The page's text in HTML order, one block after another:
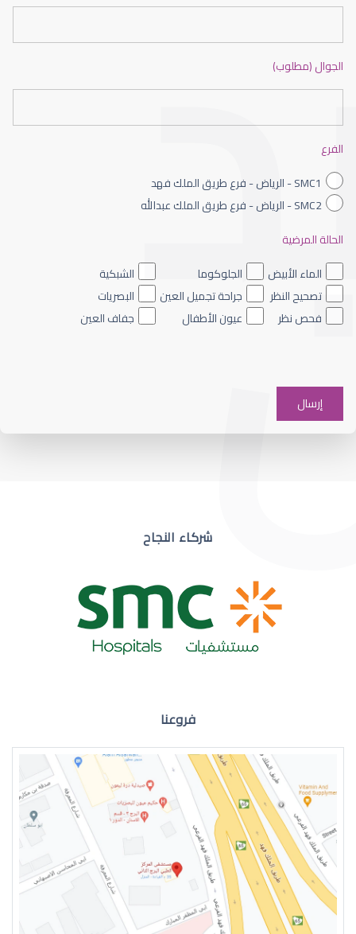
ضعف نظر الاطفال
ضعف نظر العين اليسرى
ضعف نظر مفاجئ
ضعف نظر في العين اليسرى
الجوال (مطلوب)
الفرع
SMC1 - الرياض - فرع طريق الملك فهد
SMC2 - الرياض - فرع طريق الملك عبدالله
الحالة المرضية
الماء الأبيض
الجلوكوما
الشبكية
تصحيح النظر
جراحة تجميل العين
البصريات
فحص نظر
عيون الأطفال جفاف العين
شركاء النجاح
فروعنا